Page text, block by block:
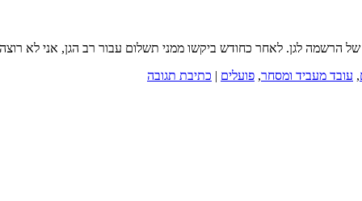
של הרשמה לגן. לאחר כחודש ביקשו ממני תשלום עבור רב הגן, אני לא
, עובד מעביד ומסחר, פועלים | כתיבת תגובה